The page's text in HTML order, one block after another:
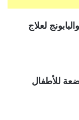
لعلاج
للأطفال